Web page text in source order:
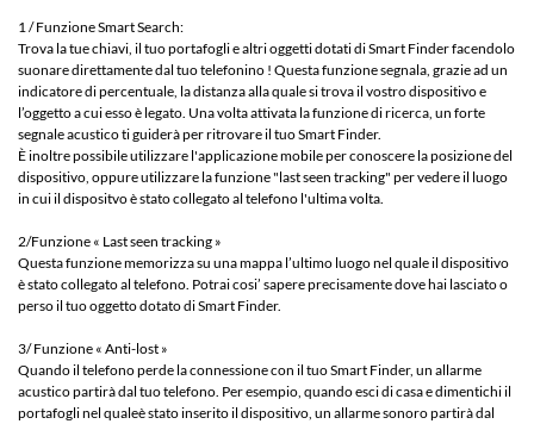
1 / Funzione Smart Search:
Trova la tue chiavi, il tuo portafogli e altri oggetti dotati di Smart Finder facendolo
suonare direttamente dal tuo telefonino ! Questa funzione segnala, grazie ad un
indicatore di percentuale, la distanza alla quale si trova il vostro dispositivo e
l’oggetto a cui esso è legato. Una volta attivata la funzione di ricerca, un forte
segnale acustico ti guiderà per ritrovare il tuo Smart Finder.
È inoltre possibile utilizzare l'applicazione mobile per conoscere la posizione del
dispositivo, oppure utilizzare la funzione "last seen tracking" per vedere il luogo
in cui il dispositvo è stato collegato al telefono l'ultima volta.
2/Funzione « Last seen tracking »
Questa funzione memorizza su una mappa l’ultimo luogo nel quale il dispositivo
è stato collegato al telefono. Potrai cosi’ sapere precisamente dove hai lasciato o
perso il tuo oggetto dotato di Smart Finder.
3/ Funzione « Anti-lost »
Quando il telefono perde la connessione con il tuo Smart Finder, un allarme
acustico partirà dal tuo telefono. Per esempio, quando esci di casa e dimentichi il
portafogli nel qualeè stato inserito il dispositivo, un allarme sonoro partirà dal